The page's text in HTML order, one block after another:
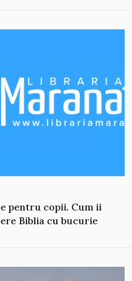
pentru copii. Cum ii
Biblia cu bucurie